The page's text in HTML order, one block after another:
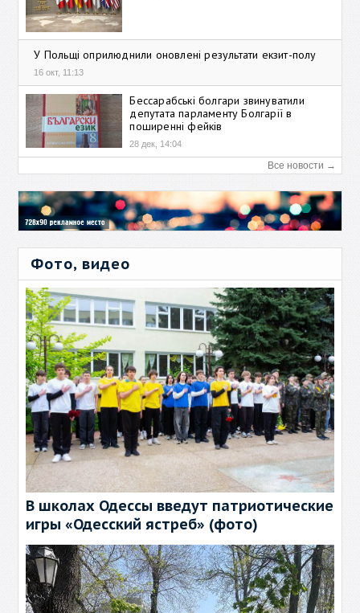
У Польщі оприлюднили оновлені результати екзит-полу
16 окт, 11:13
Бессарабські болгари звинуватили
депутата парламенту Болгарії в
поширенні фейків
28 дек, 14:04
Все новости →
Фото, видео
В школах Одессы введут патриотические
игры «Одесский ястреб» (фото)